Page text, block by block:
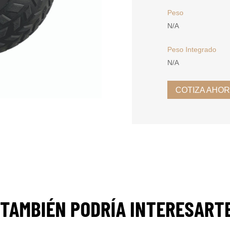
Peso
N/A
Peso Integrado
N/A
COTIZA
TAMBIÉN PODRÍA